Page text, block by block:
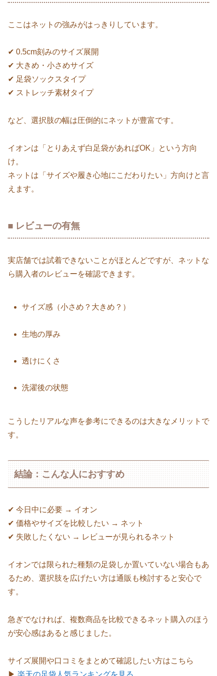
ここはネットの強みがはっきりしています。
✔ 0.5cm刻みのサイズ展開
✔ 大きめ・小さめサイズ
✔ 足袋ソックスタイプ
✔ ストレッチ素材タイプ
など、選択肢の幅は圧倒的にネットが豊富です。
イオンは「とりあえず白足袋があればOK」という方向
け。
ネットは「サイズや履き心地にこだわりたい」方向けと言
えます。
■ レビューの有無
実店舗では試着できないことがほとんどですが、ネットな
ら購入者のレビューを確認できます。
サイズ感（小さめ？大きめ？）
生地の厚み
透けにくさ
洗濯後の状態
こうしたリアルな声を参考にできるのは大きなメリットで
す。
結論：こんな人におすすめ
✔ 今日中に必要 → イオン
✔ 価格やサイズを比較したい → ネット
✔ 失敗したくない → レビューが見られるネット
イオンでは限られた種類の足袋しか置いていない場合もあ
るため、選択肢を広げたい方は通販も検討すると安心で
す。
急ぎでなければ、複数商品を比較できるネット購入のほう
が安心感はあると感じました。
サイズ展開や口コミをまとめて確認したい方はこちら
▶ 楽天の足袋人気ランキングを見る